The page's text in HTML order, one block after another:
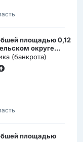
площадью 0,12
округе
(банкрота)
площадью